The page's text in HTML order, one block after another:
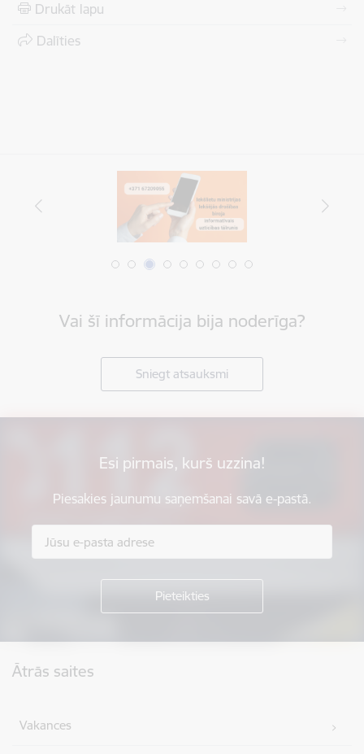
Drukāt lapu
Dalīties
Vai šī informācija bija noderīga?
Sniegt atsauksmi
Esi pirmais, kurš uzzina!
Piesakies jaunumu saņemšanai savā e-pastā.
Ātrās saites
Vakances